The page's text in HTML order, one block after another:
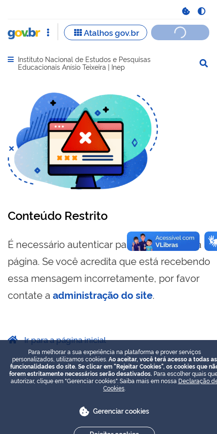
Abrir menu principal de navegação
Instituto Nacional de Estudos e Pesquisas
Educacionais Anísio Teixeira | Inep
Conteúdo Restrito
É necessário autenticar para visualizar essa
página. Se você acredita que está recebendo
essa mensagem incorretamente, por favor
contate a administração do site.
Ir para a página inicial
Para melhorar a sua experiência na plataforma e prover serviços
personalizados, utilizamos cookies. Ao aceitar, você terá acesso a todas as
funcionalidades do site. Se clicar em "Rejeitar Cookies", os cookies que
forem estritamente necessários serão desativados. Para escolher quais
autorizar, clique em "Gerenciar cookies". Saiba mais em nossa Declaração
Cookies
Gerenciar cookies